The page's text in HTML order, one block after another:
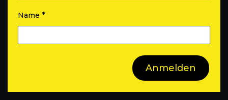
Name *